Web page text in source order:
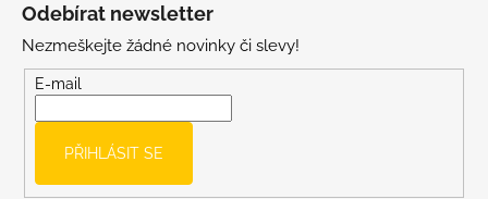
Odebírat newsletter
Nezmeškejte žádné novinky či slevy!
E-mail
PŘIHLÁSIT SE